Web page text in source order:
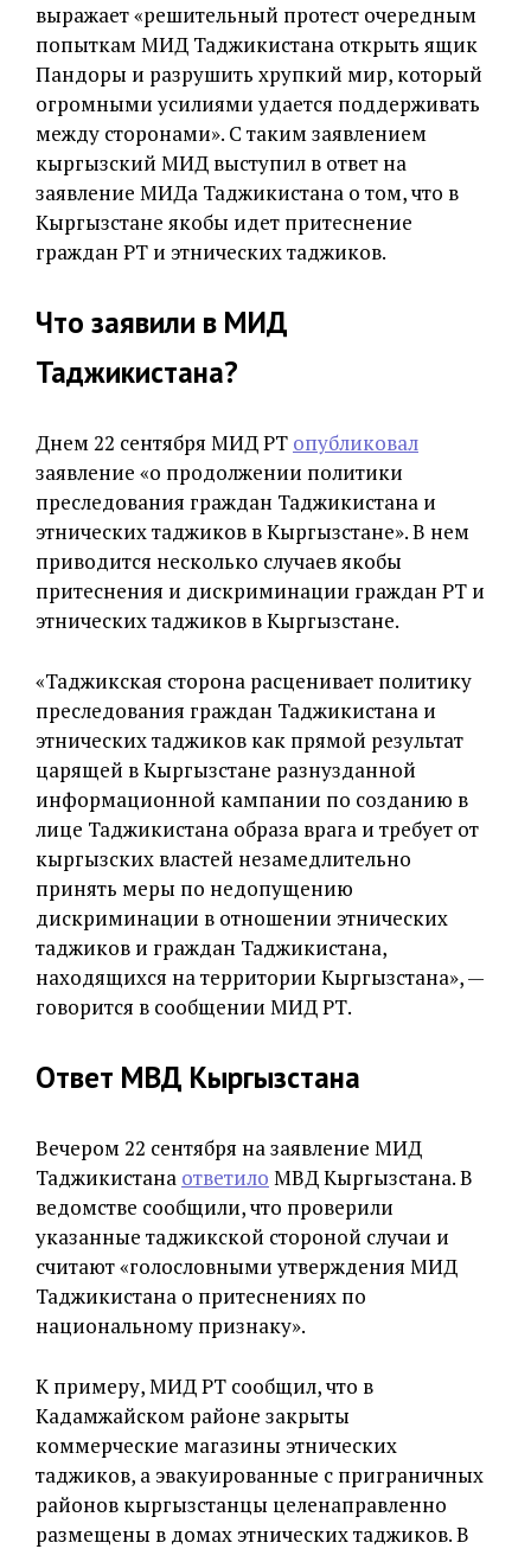
выражает «решительный протест очередным
попыткам МИД Таджикистана открыть ящик
Пандоры и разрушить хрупкий мир, который
огромными усилиями удается поддерживать
между сторонами». С таким заявлением
кыргызский МИД выступил в ответ на
заявление МИДа Таджикистана о том, что в
Кыргызстане якобы идет притеснение
граждан РТ и этнических таджиков.
Что заявили в МИД
Таджикистана?
Днем 22 сентября МИД РТ опубликовал
заявление «о продолжении политики
преследования граждан Таджикистана и
этнических таджиков в Кыргызстане». В нем
приводится несколько случаев якобы
притеснения и дискриминации граждан РТ и
этнических таджиков в Кыргызстане.
«Таджикская сторона расценивает политику
преследования граждан Таджикистана и
этнических таджиков как прямой результат
царящей в Кыргызстане разнузданной
информационной кампании по созданию в
лице Таджикистана образа врага и требует от
кыргызских властей незамедлительно
принять меры по недопущению
дискриминации в отношении этнических
таджиков и граждан Таджикистана,
находящихся на территории Кыргызстана», —
говорится в сообщении МИД РТ.
Ответ МВД Кыргызстана
Вечером 22 сентября на заявление МИД
Таджикистана ответило МВД Кыргызстана. В
ведомстве сообщили, что проверили
указанные таджикской стороной случаи и
считают «голословными утверждения МИД
Таджикистана о притеснениях по
национальному признаку».
К примеру, МИД РТ сообщил, что в
Кадамжайском районе закрыты
коммерческие магазины этнических
таджиков, а эвакуированные с приграничных
районов кыргызстанцы целенаправленно
размещены в домах этнических таджиков. В